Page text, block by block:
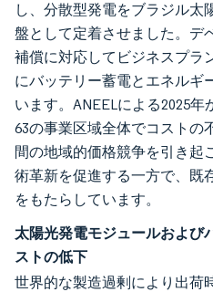
し、分散型発電をブラジル太
盤として定着させました。デ
補償に対応してビジネスプラ
にバッテリー蓄電とエネルギ
います。ANEELによる2025年
63の事業区域全体でコストの
間の地域的価格競争を引き起
術革新を促進する一方で、既
をもたらしています。
太陽光発電モジュールおよび
ストの低下
世界的な製造過剰により出荷